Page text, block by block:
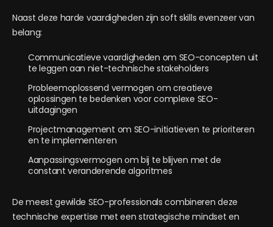
Naast deze harde vaardigheden zijn soft skills evenzeer van
belang:
Communicatieve vaardigheden om SEO-concepten uit
te leggen aan niet-technische stakeholders
Probleemoplossend vermogen om creatieve
oplossingen te bedenken voor complexe SEO-
uitdagingen
Projectmanagement om SEO-initiatieven te prioriteren
en te implementeren
Aanpassingsvermogen om bij te blijven met de
constant veranderende algoritmes
De meest gewilde SEO-professionals combineren deze
technische expertise met een strategische mindset en